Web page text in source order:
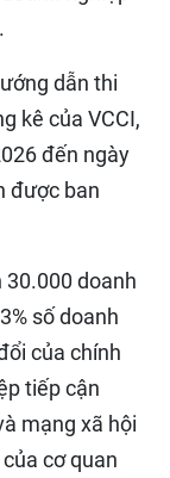
dẫn thi
kê của VCCI,
đến ngày
được ban
30.000 doanh
số doanh
của chính
tiếp cận
mạng xã hội
cơ quan